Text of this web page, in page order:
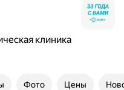
клиника
Фото Цены